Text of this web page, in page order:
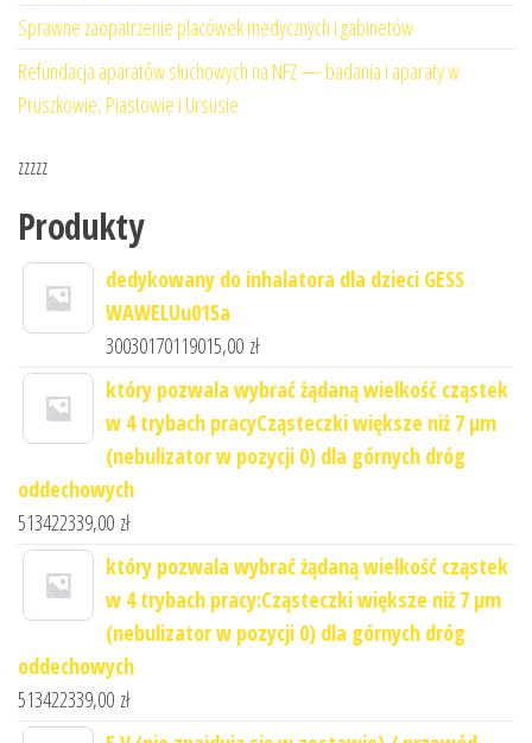
Sprawne zaopatrzenie placówek medycznych i gabinetów
Refundacja aparatów słuchowych na NFZ — badania i aparaty w
Pruszkowie, Piastowie i Ursusie
zzzzz
Produkty
dedykowany do inhalatora dla dzieci GESS
WAWELUu015a
30030170119015,00 zł
który pozwala wybrać żądaną wielkość cząstek
w 4 trybach pracyCząsteczki większe niż 7 μm
(nebulizator w pozycji 0) dla górnych dróg
oddechowych
513422339,00 zł
który pozwala wybrać żądaną wielkość cząstek
w 4 trybach pracy:Cząsteczki większe niż 7 μm
(nebulizator w pozycji 0) dla górnych dróg
oddechowych
513422339,00 zł